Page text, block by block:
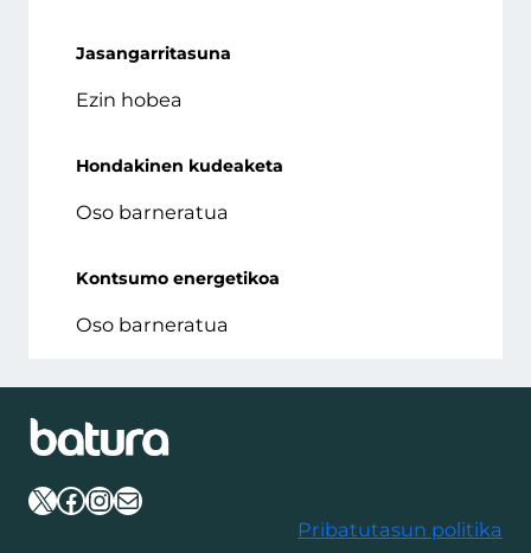
Jasangarritasuna
Ezin hobea
Hondakinen kudeaketa
Oso barneratua
Kontsumo energetikoa
Oso barneratua
X Facebook
Instagram
Mail
Pribatutasun politika